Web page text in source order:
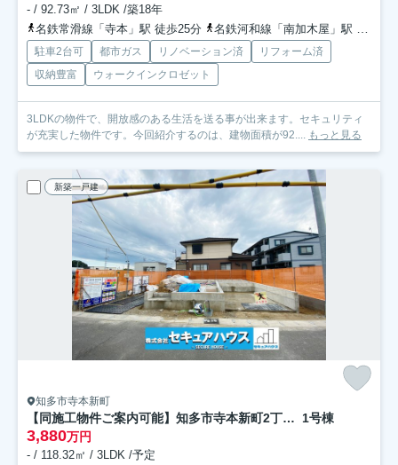
- / 92.73㎡ / 3LDK /築18年
名鉄常滑線「寺本」駅 徒歩25分
名鉄河和線「南加木屋」駅 徒歩30分
駐車2台可 都市ガス リノベーション済
リフォーム済
収納豊富
ウォークインクロゼット
3LDKの物件で、開放感のある生活を送る事が出来ます。セキュリティ
が充実した物件です。今回紹介するのは、建物面積が92....
もっと見る
新築一戸建
知多市寺本新町
【同施工物件ご案内可能】知多市寺本新町2丁目 全1棟 1号棟
3,880万円
- / 118.32㎡ / 3LDK /予定